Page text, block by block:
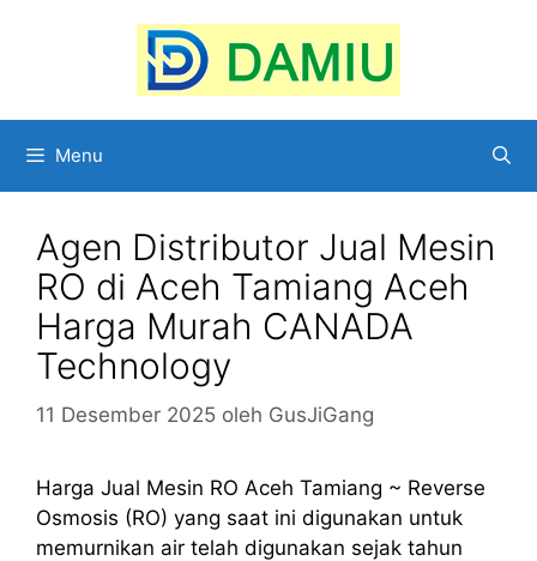
Menu
Agen Distributor Jual Mesin
RO di Aceh Tamiang Aceh
Harga Murah CANADA
Technology
11 Desember 2025 oleh GusJiGang
Harga Jual Mesin RO Aceh Tamiang ~ Reverse
Osmosis (RO) yang saat ini digunakan untuk
memurnikan air telah digunakan sejak tahun